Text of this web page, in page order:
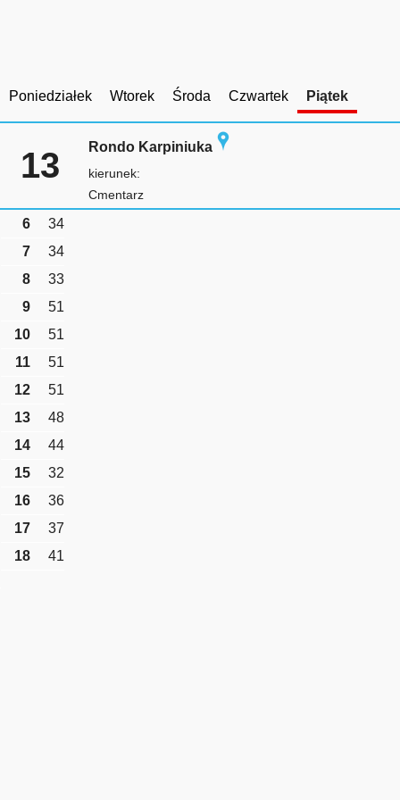
Poniedziałek Wtorek Środa Czwartek Piątek
13 Rondo Karpiniuka
kierunek:
Cmentarz
6
34
7
34
8
33
9
51
10
51
11
51
12
51
13
48
14
44
15
32
16
36
17
37
18
41